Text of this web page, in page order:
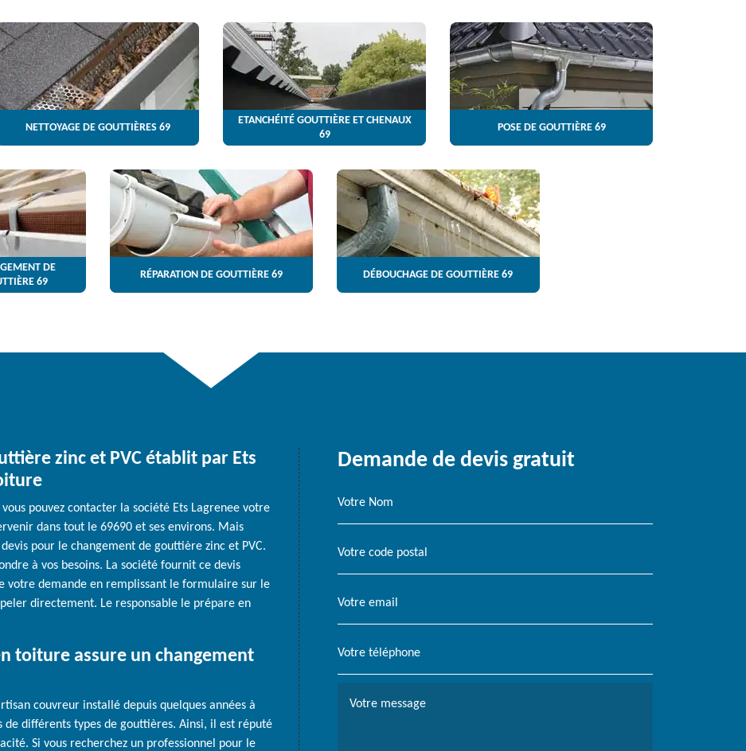
NETTOYAGE DE GOUTTIÈRES 69
ETANCHÉITÉ GOUTTIÈRE ET CHENAUX
69
POSE DE GOUTTIÈRE 69
DE
69
RÉPARATION DE GOUTTIÈRE 69 DÉBOUCHAGE DE GOUTTIÈRE 69
zinc et PVC établit par Ets
pouvez contacter la société Ets Lagrenee votre
dans tout le 69690 et ses environs. Mais
pour le changement de gouttière zinc et PVC.
à vos besoins. La société fournit ce devis
votre demande en remplissant le formulaire sur le
directement. Le responsable le prépare en
toiture assure un changement
couvreur installé depuis quelques années à
de différents types de gouttières. Ainsi, il est réputé
Si vous recherchez un professionnel pour le
Demande de devis gratuit